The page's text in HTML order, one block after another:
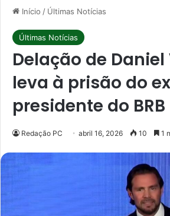
Início / Últimas Notícias
Últimas Notícias
Delação de
leva à prisão do
presidente do BRB
Redação PC abril 16, 2026 10 1